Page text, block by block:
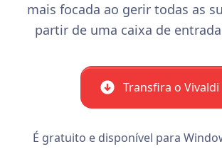
mais focada ao gerir todas as
partir de uma caixa de
Transfira o Vivaldi
É gratuito e disponível para